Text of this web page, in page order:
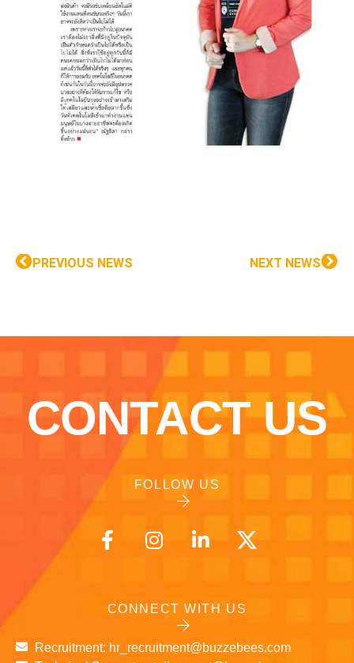
PREVIOUS NEWS NEXT NEWS
CONTACT US
FOLLOW US
CONNECT WITH US
Recruitment: hr_recruitment@buzzebees.com